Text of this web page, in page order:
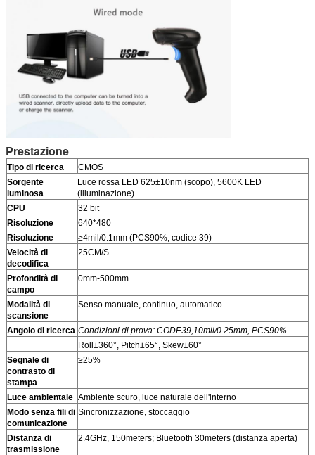
Prestazione
Tipo di ricerca
CMOS
Sorgente
luminosa
Luce rossa LED 625±10nm (scopo), 5600K LED
(illuminazione)
CPU
32 bit
Risoluzione
640*480
Risoluzione
≥4mil/0.1mm (PCS90%, codice 39)
Velocità di
decodifica
25CM/S
Profondità di
campo
0mm-500mm
Modalità di
scansione
Senso manuale, continuo, automatico
Angolo di ricerca Condizioni di prova: CODE39,10mil/0.25mm, PCS90%
Roll±360°, Pitch±65°, Skew±60°
Segnale di
contrasto di
stampa
≥25%
Luce ambientale Ambiente scuro, luce naturale dell'interno
Modo senza fili di
comunicazione
Sincronizzazione, stoccaggio
Distanza di
trasmissione
2.4GHz, 150meters; Bluetooth 30meters (distanza aperta)